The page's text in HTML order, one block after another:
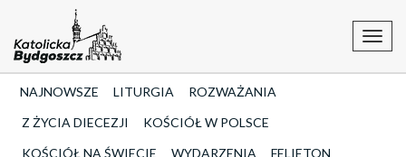
NAJNOWSZE LITURGIA
ROZWAŻANIA
Z ŻYCIA DIECEZJI
KOŚCIÓŁ W POLSCE
KOŚCIÓŁ NA ŚWIECIE
WYDARZENIA
FELIETON